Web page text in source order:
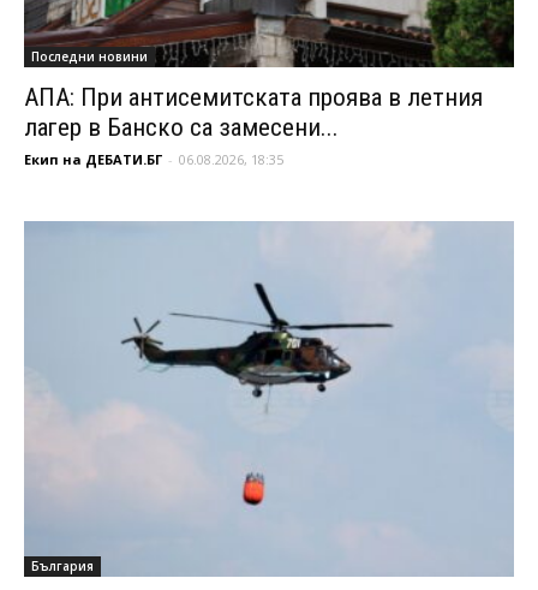
Последни новини
АПА: При антисемитската проява в летния
лагер в Банско са замесени...
Екип на ДЕБАТИ.БГ - 06.08.2026, 18:35
България